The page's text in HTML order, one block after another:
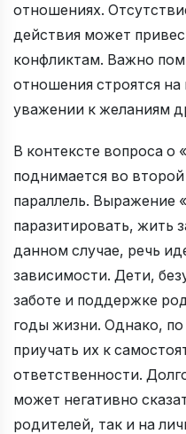
отношениях.
действия может
конфликтам. Важно
отношения строятся
уважении к желаниям
В контексте вопроса о
поднимается во
параллель. Выражение
паразитировать, жить
данном случае, речь
зависимости. Дети,
заботе и поддержке
годы жизни. Однако,
приучать их к
ответственности.
может негативно
родителей, так и на